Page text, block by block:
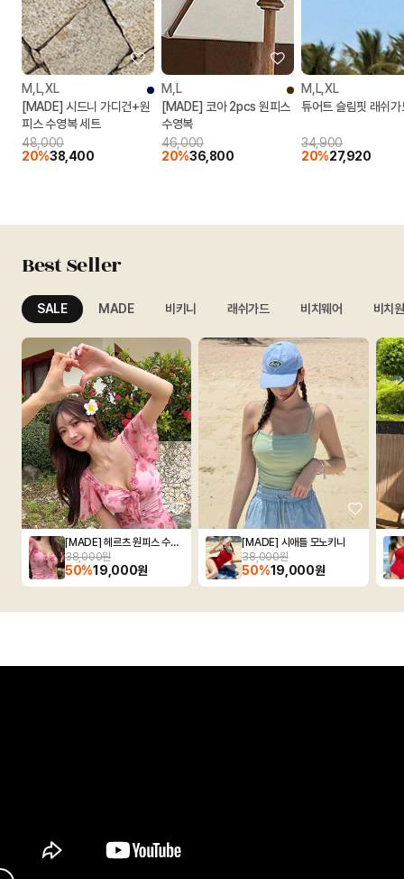
M,L,XL
[MADE] 시드니 가디건+원
피스 수영복 세트
48,000
20%38,400
M,L
[MADE] 코아 2pcs 원피스
수영복
46,000
20%36,800
M,L,XL
튜어트 슬림핏 래쉬가
34,900
20%27,920
Best Seller
SALE MADE 비키니 래쉬가드 비치웨어 비치
[MADE] 헤르츠 원피스 수영복
38,000원
50%19,000원
[MADE] 시애틀 모노키니
38,000원
50%19,000원